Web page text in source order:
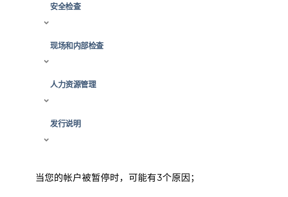
安全检查
现场和内部检查
人力资源管理
发行说明
当您的帐户被暂停时，可能有3个原因；